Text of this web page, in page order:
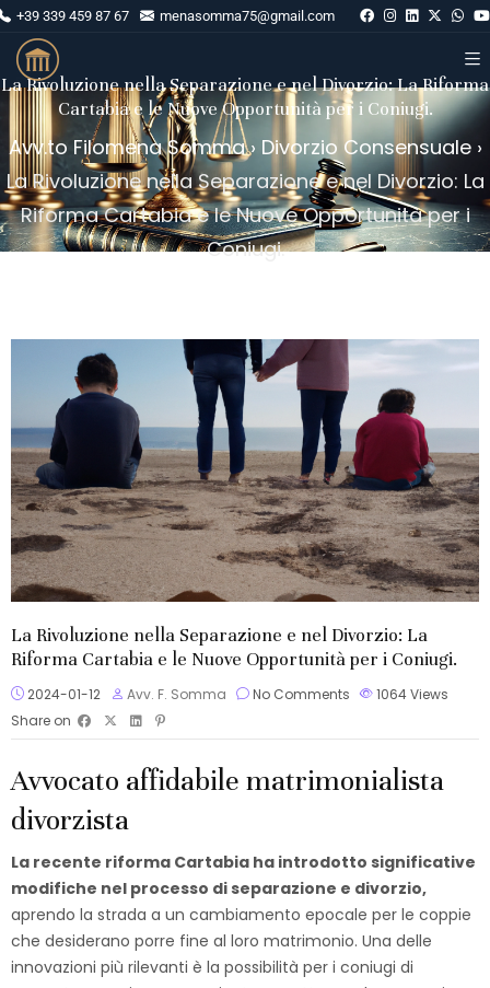
+39 339 459 87 67 menasomma75@gmail.com
La Rivoluzione nella Separazione e nel Divorzio: La Riforma
Cartabia e le Nuove Opportunità per i Coniugi.
Avv.to Filomena Somma› Divorzio Consensuale›
La Rivoluzione nella Separazione e nel Divorzio: La
Riforma Cartabia e le Nuove Opportunità per i
Coniugi.
La Rivoluzione nella Separazione e nel Divorzio: La
Riforma Cartabia e le Nuove Opportunità per i Coniugi.
2024-01-12 Avv. F. Somma No Comments 1064Views
Share on
Avvocato affidabile matrimonialista
divorzista
La recente riforma Cartabia ha introdotto significative
modifiche nel processo di separazione e divorzio,
aprendo la strada a un cambiamento epocale per le coppie
che desiderano porre fine al loro matrimonio. Una delle
innovazioni più rilevanti è la possibilità per i coniugi di